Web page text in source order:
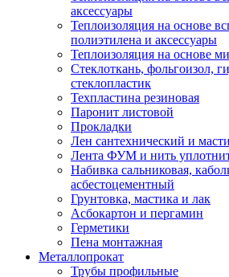
аксессуары
Теплоизоляция на основе
полиэтилена и аксессуары
Теплоизоляция на основе
Стеклоткань, фольгоизол,
стеклопластик
Техпластина резиновая
Паронит листовой
Прокладки
Лен сантехнический и
Лента ФУМ и нить
Набивка сальниковая,
асбестоцементный
Грунтовка, мастика и лак
Асбокартон и пергамин
Герметики
Пена монтажная
Металлопрокат
Трубы профильные